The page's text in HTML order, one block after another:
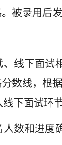
被录用后
、线下面试
数线，根
线下面试环
人数和进度